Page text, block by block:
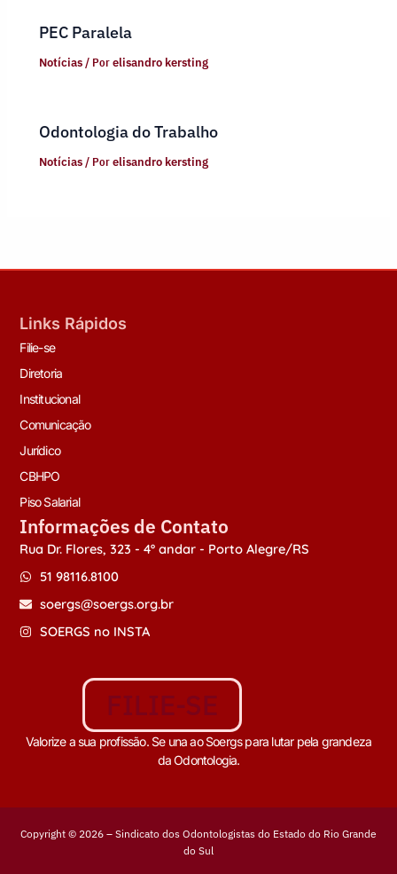
PEC Paralela
Notícias/ Porelisandro kersting
Odontologia do Trabalho
Notícias/ Porelisandro kersting
Links Rápidos
Filie-se
Diretoria
Institucional
Comunicação
Jurídico
CBHPO
Piso Salarial
Informações de Contato
Rua Dr. Flores, 323 - 4º andar - Porto Alegre/RS
51 98116.8100
soergs@soergs.org.br
SOERGS no INSTA
FILIE-SE
Valorize a sua profissão. Se una ao Soergs para lutar pela grandeza
da Odontologia.
Copyright © 2026 – Sindicato dos Odontologistas do Estado do Rio Grande
do Sul